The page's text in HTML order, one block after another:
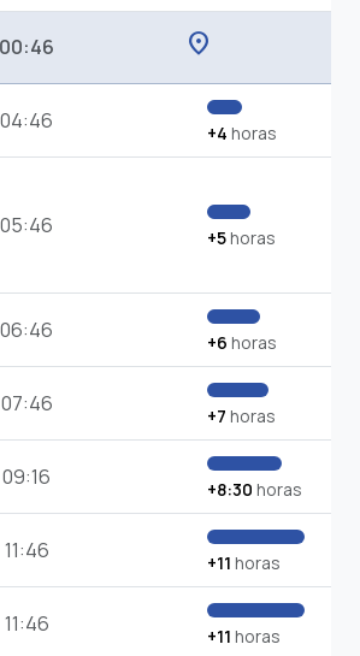
00:46 location_on
04:46 +4 horas
05:46 +5horas
06:46 +6 horas
07:46 +7 horas
09:16 +8:30 horas
11:46 +11 horas
11:46 +11 horas